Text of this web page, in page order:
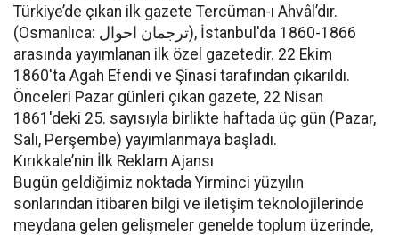
Türkiye’de çıkan ilk gazete Tercüman-ı Ahvâl’dır.
(Osmanlıca: ترجمان احوال), İstanbul'da 1860-1866
arasında yayımlanan ilk özel gazetedir. 22 Ekim
1860'ta Agah Efendi ve Şinasi tarafından çıkarıldı.
Önceleri Pazar günleri çıkan gazete, 22 Nisan
1861'deki 25. sayısıyla birlikte haftada üç gün (Pazar,
Salı, Perşembe) yayımlanmaya başladı.
Kırıkkale’nin İlk Reklam Ajansı
Bugün geldiğimiz noktada Yirminci yüzyılın
sonlarından itibaren bilgi ve iletişim teknolojilerinde
meydana gelen gelişmeler genelde toplum üzerinde,